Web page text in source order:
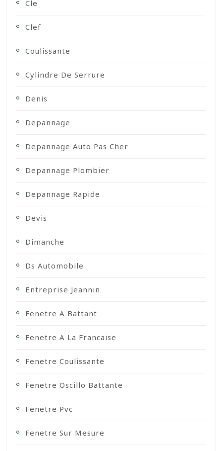
Cle
Clef
Coulissante
Cylindre De Serrure
Denis
Depannage
Depannage Auto Pas Cher
Depannage Plombier
Depannage Rapide
Devis
Dimanche
Ds Automobile
Entreprise Jeannin
Fenetre A Battant
Fenetre A La Francaise
Fenetre Coulissante
Fenetre Oscillo Battante
Fenetre Pvc
Fenetre Sur Mesure